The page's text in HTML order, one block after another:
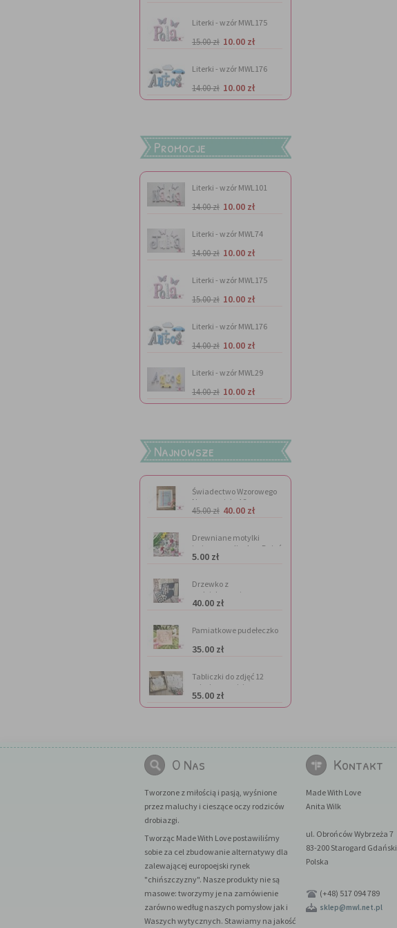
Literki - wzór MWL175
15.00 zł 10.00 zł
Literki - wzór MWL176
14.00 zł 10.00 zł
Promocje
Literki - wzór MWL101
14.00 zł 10.00 zł
Literki - wzór MWL74
14.00 zł 10.00 zł
Literki - wzór MWL175
15.00 zł 10.00 zł
Literki - wzór MWL176
14.00 zł 10.00 zł
Literki - wzór MWL29
14.00 zł 10.00 zł
Najnowsze
Świadectwo Wzorowego
Nauczyciela A3
45.00 zł 40.00 zł
Drewniane motylki
imienne na lizaka - Dzień
Kobiet
5.00 zł
Drzewko z
podziękowaniem
40.00 zł
Pamiatkowe pudełeczko
pieniądze(personalizacja
35.00 zł
Tabliczki do zdjęć 12
miesięcy - misie
55.00 zł
O Nas
Tworzone z miłością i pasją, wyśnione
przez maluchy i cieszące oczy rodziców
drobiazgi.
Tworząc Made With Love postawiliśmy
sobie za cel zbudowanie alternatywy dla
zalewającej europoejski rynek
"chińszczyzny". Nasze produkty nie są
masowe: tworzymy je na zamówienie
zarówno według naszych pomysłow jak i
Waszych wytycznych. Stawiamy na jakość
Kontakt
Made With Love
Anita Wilk
ul. Obrońców Wybrzeża 7
83-200 Starogard Gdański
Polska
(+48) 517 094 789
sklep@mwl.net.pl